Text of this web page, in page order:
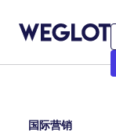
国际营销